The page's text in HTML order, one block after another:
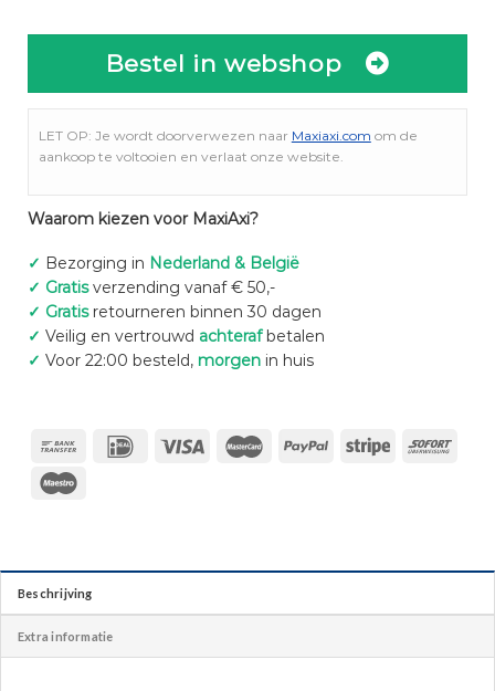
Bestel in webshop
LET OP: Je wordt doorverwezen naar Maxiaxi.com om de
aankoop te voltooien en verlaat onze website.
Waarom kiezen voor MaxiAxi?
✓ Bezorging in Nederland & België
✓ Gratisverzending vanaf € 50,-
✓ Gratisretourneren binnen 30 dagen
✓ Veilig en vertrouwd achterafbetalen
✓ Voor 22:00 besteld, morgenin huis
Beschrijving
Extra informatie